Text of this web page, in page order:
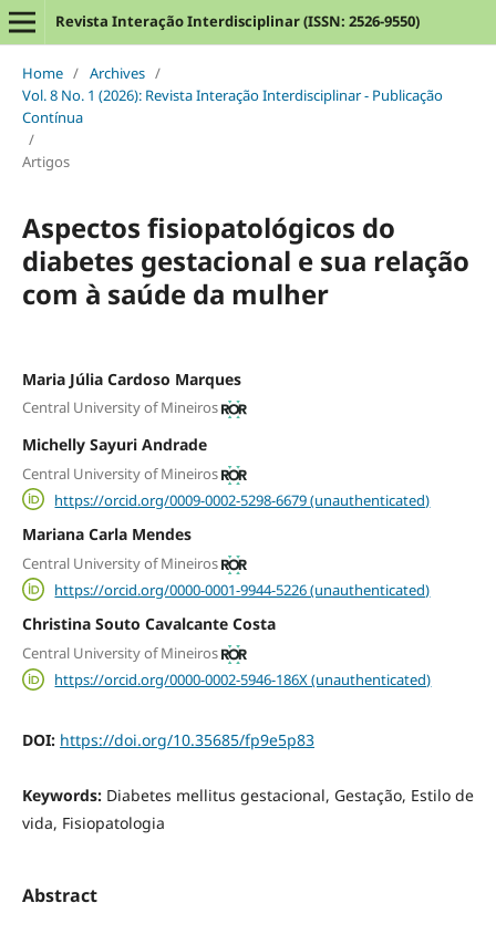
Revista Interação Interdisciplinar (ISSN: 2526-9550)
Home / Archives /
Vol. 8 No. 1 (2026): Revista Interação Interdisciplinar - Publicação
Contínua
/
Artigos
Aspectos fisiopatológicos do
diabetes gestacional e sua relação
com à saúde da mulher
Maria Júlia Cardoso Marques
Central University of Mineiros
Michelly Sayuri Andrade
Central University of Mineiros
https://orcid.org/0009-0002-5298-6679 (unauthenticated)
Mariana Carla Mendes
Central University of Mineiros
https://orcid.org/0000-0001-9944-5226 (unauthenticated)
Christina Souto Cavalcante Costa
Central University of Mineiros
https://orcid.org/0000-0002-5946-186X (unauthenticated)
DOI: https://doi.org/10.35685/fp9e5p83
Keywords: Diabetes mellitus gestacional, Gestação, Estilo de
vida, Fisiopatologia
Abstract